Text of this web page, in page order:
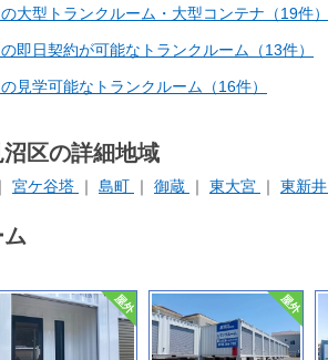
大型トランクルーム・大型コンテナ（19件）
即日契約が可能なトランクルーム（13件）
見学可能なトランクルーム（16件）
区の詳細地域
宮ケ谷塔 島町 御蔵 東大宮 東新井